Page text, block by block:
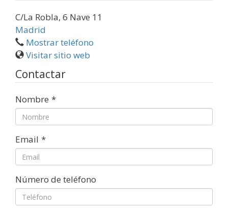
C/La Robla, 6 Nave 11
Madrid
Mostrar teléfono
Visitar sitio web
Contactar
Nombre *
Email *
Número de teléfono